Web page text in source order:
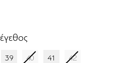
39 40 41 42